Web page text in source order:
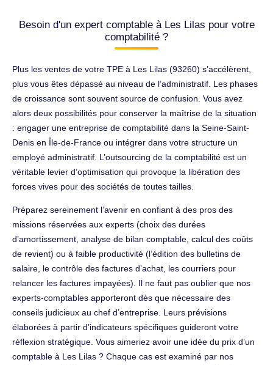
Besoin d'un expert comptable à Les Lilas pour votre
comptabilité ?
Plus les ventes de votre TPE à Les Lilas (93260) s’accélèrent,
plus vous êtes dépassé au niveau de l’administratif. Les phases
de croissance sont souvent source de confusion. Vous avez
alors deux possibilités pour conserver la maîtrise de la situation
: engager une entreprise de comptabilité dans la Seine-Saint-
Denis en Île-de-France ou intégrer dans votre structure un
employé administratif. L’outsourcing de la comptabilité est un
véritable levier d’optimisation qui provoque la libération des
forces vives pour des sociétés de toutes tailles.
Préparez sereinement l’avenir en confiant à des pros des
missions réservées aux experts (choix des durées
d’amortissement, analyse de bilan comptable, calcul des coûts
de revient) ou à faible productivité (l’édition des bulletins de
salaire, le contrôle des factures d’achat, les courriers pour
relancer les factures impayées). Il ne faut pas oublier que nos
experts-comptables apporteront dès que nécessaire des
conseils judicieux au chef d’entreprise. Leurs prévisions
élaborées à partir d’indicateurs spécifiques guideront votre
réflexion stratégique. Vous aimeriez avoir une idée du prix d’un
comptable à Les Lilas ? Chaque cas est examiné par nos